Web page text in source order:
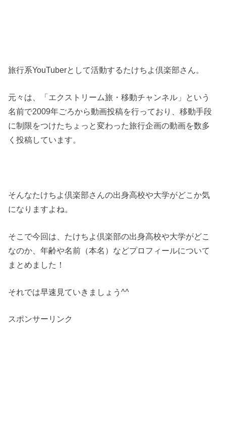
旅行系YouTuberとして活動するたけちよ倶楽部さん。
元々は、「エクストリーム旅・移動チャンネル」という
名前で2009年ごろから動画投稿を行っており、移動手段
に制限をつけたちょっと変わった旅行企画の動画を数多
く投稿しています。
そんなたけちよ倶楽部さんの出身高校や大学がどこか気
になりますよね。
そこで今回は、たけちよ倶楽部の出身高校や大学がどこ
なのか、年齢や名前（本名）などプロフィールについて
まとめました！
それでは早速見ていきましょう^^
スポンサーリンク